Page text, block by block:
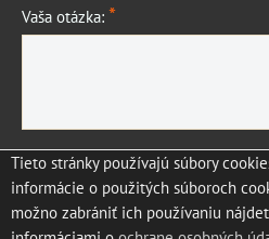
Vaša otázka: *
Odoslať
Predvoľby súkromia
Zásady
Tieto stránky používajú súbory
informácie o použitých súboroch
možno zabrániť ich používaniu